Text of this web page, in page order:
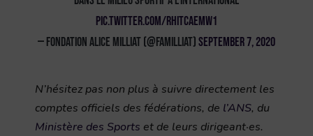
pic.twitter.com/rHItcaEmw1
— Fondation Alice Milliat (@FAMilliat) September 7, 2020
N’hésitez pas non plus à suivre directement les
comptes officiels des fédérations, de l’ANS, du
Ministère des Sports et de leurs dirigeant·es.